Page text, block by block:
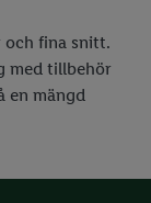
och fina snitt.
med tillbehör
en mängd